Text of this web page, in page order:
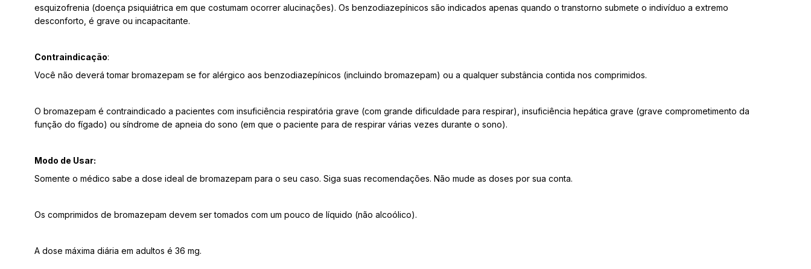
esquizofrenia (doença psiquiátrica em que costumam ocorrer alucinações). Os benzodiazepínicos são indicados apenas quando o transtorno submete o indivíduo a extremo
desconforto, é grave ou incapacitante.
Contraindicação:
Você não deverá tomar bromazepam se for alérgico aos benzodiazepínicos (incluindo bromazepam) ou a qualquer substância contida nos comprimidos.
O bromazepam é contraindicado a pacientes com insuficiência respiratória grave (com grande dificuldade para respirar), insuficiência hepática grave (grave comprometimento da
função do fígado) ou síndrome de apneia do sono (em que o paciente para de respirar várias vezes durante o sono).
Modo de Usar:
Somente o médico sabe a dose ideal de bromazepam para o seu caso. Siga suas recomendações. Não mude as doses por sua conta.
Os comprimidos de bromazepam devem ser tomados com um pouco de líquido (não alcoólico).
A dose máxima diária em adultos é 36 mg.